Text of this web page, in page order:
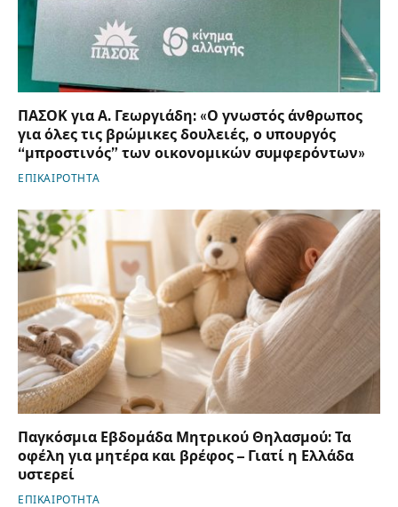
ΠΑΣΟΚ για Α. Γεωργιάδη: «Ο γνωστός άνθρωπος
για όλες τις βρώμικες δουλειές, ο υπουργός
“μπροστινός” των οικονομικών συμφερόντων»
ΕΠΙΚΑΙΡΟΤΗΤΑ
Παγκόσμια Εβδομάδα Μητρικού Θηλασμού: Τα
οφέλη για μητέρα και βρέφος – Γιατί η Ελλάδα
υστερεί
ΕΠΙΚΑΙΡΟΤΗΤΑ